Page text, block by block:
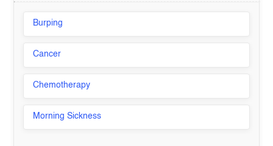
Burping
Cancer
Chemotherapy
Morning Sickness